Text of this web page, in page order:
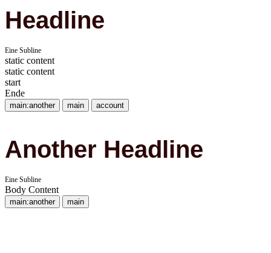
Headline
Eine Subline
static content
static content
start
Ende
main:another main account
Another Headline
Eine Subline
Body Content
main:another main